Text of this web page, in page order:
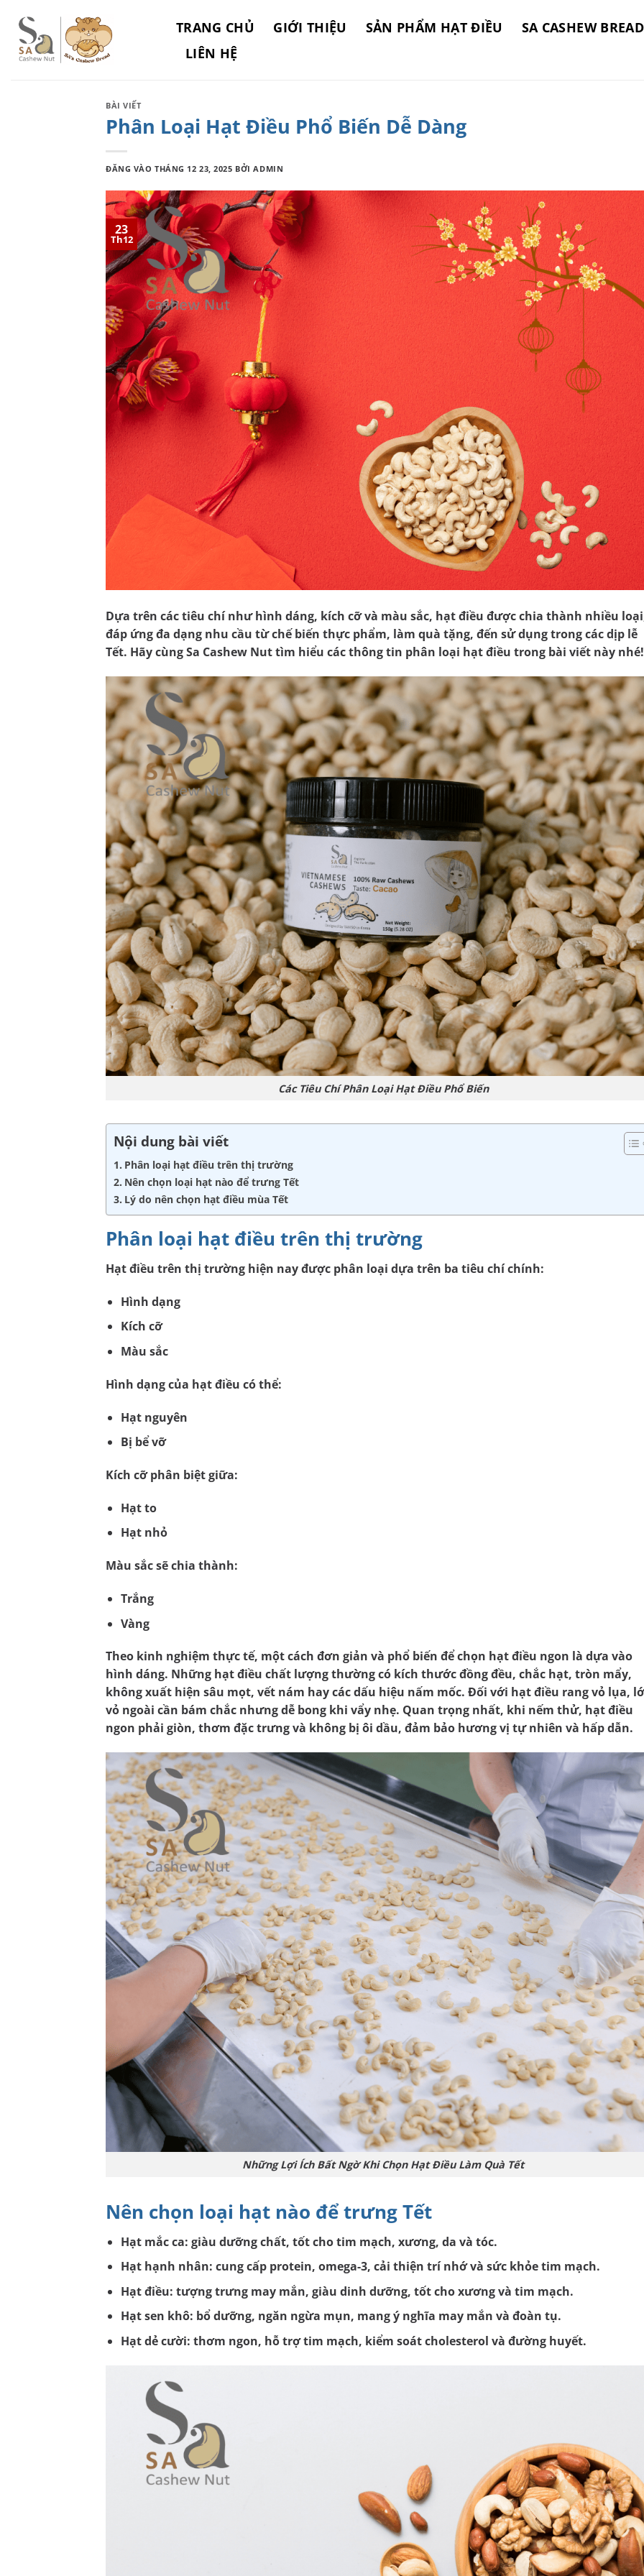
qua
dung
TRANG CHỦ GIỚI THIỆU SẢN PHẨM HẠT ĐIỀU
SA CASHEW BREAD
LIÊN HỆ
BÀI VIẾT
Phân Loại Hạt Điều Phổ Biến Dễ Dàng
ĐĂNG VÀOTHÁNG 12 23, 2025 BỞIADMIN
23
Th12
Dựa trên các tiêu chí như hình dáng, kích cỡ và màu sắc, hạt điều được chia thành nhiều
đáp ứng đa dạng nhu cầu từ chế biến thực phẩm, làm quà tặng, đến sử dụng trong các dịp lễ
Tết. Hãy cùngSa Cashew Nuttìm hiểu các thông tin phân loại hạt điều trong bài viết này nhé!
Các Tiêu Chí Phân Loại Hạt Điều Phổ Biến
Nội dung bài viết
Phân loại hạt điều trên thị trường
Nên chọn loại hạt nào để trưng Tết
Lý do nên chọn hạt điều mùa Tết
Phân loại hạt điều trên thị trường
Hạt điều trên thị trường hiện nay được phân loại dựa trên ba tiêu chí chính:
Hình dạng
Kích cỡ
Màu sắc
Hình dạng của hạt điều có thể:
Hạt nguyên
Bị bể vỡ
Kích cỡ phân biệt giữa:
Hạt to
Hạt nhỏ
Màu sắc sẽ chia thành:
Trắng
Vàng
Theo kinh nghiệm thực tế, một cách đơn giản và phổ biến để chọn hạt điều ngon là dựa vào
hình dáng. Những hạt điều chất lượng thường có kích thước đồng đều, chắc hạt, tròn mẩy,
không xuất hiện sâu mọt, vết nám hay các dấu hiệu nấm mốc. Đối với hạt điều rang vỏ lụa,
vỏ ngoài cần bám chắc nhưng dễ bong khi vẩy nhẹ. Quan trọng nhất, khi nếm thử, hạt điều
ngon phải giòn, thơm đặc trưng và không bị ôi dầu, đảm bảo hương vị tự nhiên và hấp dẫn.
Những Lợi Ích Bất Ngờ Khi Chọn Hạt Điều Làm Quà Tết
Nên chọn loại hạt nào để trưng Tết
Hạt mắc ca: giàu dưỡng chất, tốt cho tim mạch, xương, da và tóc.
Hạt hạnh nhân: cung cấp protein, omega-3, cải thiện trí nhớ và sức khỏe tim mạch.
Hạt điều: tượng trưng may mắn, giàu dinh dưỡng, tốt cho xương và tim mạch.
Hạt sen khô: bổ dưỡng, ngăn ngừa mụn, mang ý nghĩa may mắn và đoàn tụ.
Hạt dẻ cười: thơm ngon, hỗ trợ tim mạch, kiểm soát cholesterol và đường huyết.